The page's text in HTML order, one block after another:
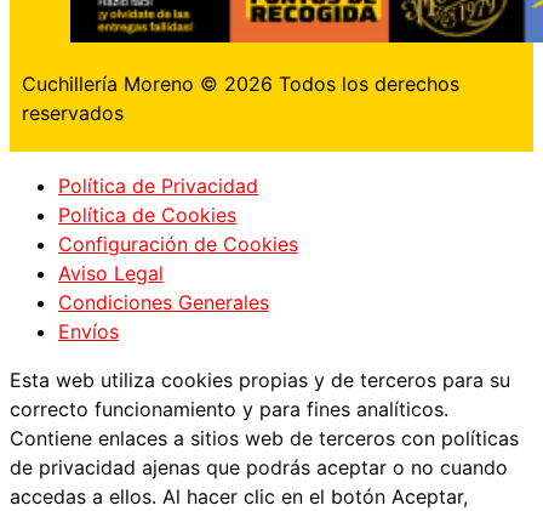
Cuchillería Moreno © 2026 Todos los derechos
reservados
Política de Privacidad
Política de Cookies
Configuración de Cookies
Aviso Legal
Condiciones Generales
Envíos
Esta web utiliza cookies propias y de terceros para su
correcto funcionamiento y para fines analíticos.
Contiene enlaces a sitios web de terceros con políticas
de privacidad ajenas que podrás aceptar o no cuando
accedas a ellos. Al hacer clic en el botón Aceptar,